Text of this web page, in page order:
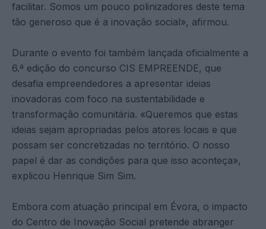
facilitar. Somos um pouco polinizadores deste tema
tão generoso que é a inovação social», afirmou.
Durante o evento foi também lançada oficialmente a
6.ª edição do concurso CIS EMPREENDE, que
desafia empreendedores a apresentar ideias
inovadoras com foco na sustentabilidade e
transformação comunitária. «Queremos que estas
ideias sejam apropriadas pelos atores locais e que
possam ser concretizadas no território. O nosso
papel é dar as condições para que isso aconteça»,
explicou Henrique Sim Sim.
Embora com atuação principal em Évora, o impacto
do Centro de Inovação Social pretende abranger